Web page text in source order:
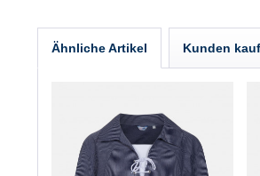
Ähnliche Artikel Kunden